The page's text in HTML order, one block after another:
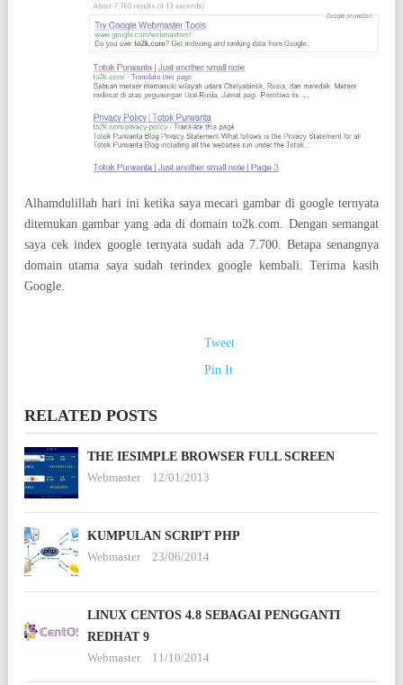
Alhamdulillah hari ini ketika saya mecari gambar di google ternyata
ditemukan gambar yang ada di domain to2k.com. Dengan semangat
saya cek index google ternyata sudah ada 7.700. Betapa senangnya
domain utama saya sudah terindex google kembali. Terima kasih
Google.
Tweet
Pin It
RELATED POSTS
THE IESIMPLE BROWSER FULL SCREEN
Webmaster
12/01/2013
KUMPULAN SCRIPT PHP
Webmaster
23/06/2014
LINUX CENTOS 4.8 SEBAGAI PENGGANTI
REDHAT 9
Webmaster
11/10/2014